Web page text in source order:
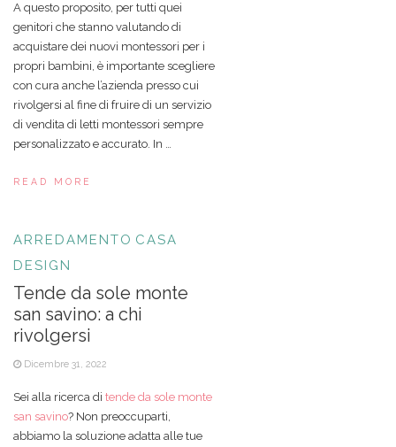
A questo proposito, per tutti quei
genitori che stanno valutando di
acquistare dei nuovi montessori per i
propri bambini, è importante scegliere
con cura anche l’azienda presso cui
rivolgersi al fine di fruire di un servizio
di vendita di letti montessori sempre
personalizzato e accurato. In …
READ MORE
ARREDAMENTO CASA
DESIGN
Tende da sole monte
san savino: a chi
rivolgersi
Dicembre 31, 2022
Sei alla ricerca di tende da sole monte
san savino? Non preoccuparti,
abbiamo la soluzione adatta alle tue